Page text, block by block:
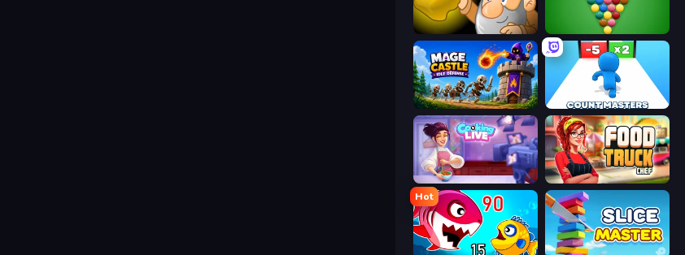
Gold Miner Pool Bubbles
Mage Castle Idle Defense
Cooking Live Food Truck Chef™: A Fun Cooking Game
Hot